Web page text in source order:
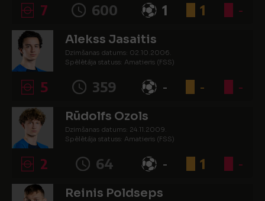
7 600 1 1 -
Alekss Jasaitis
Dzimšanas datums: 02.10.2006.
Spēlētāja statuss: Amatieris (FSS)
5 359 - - -
Rūdolfs Ozols
Dzimšanas datums: 24.11.2009.
Spēlētāja statuss: Amatieris (FSS)
2 64 - 1 -
Reinis Poldseps